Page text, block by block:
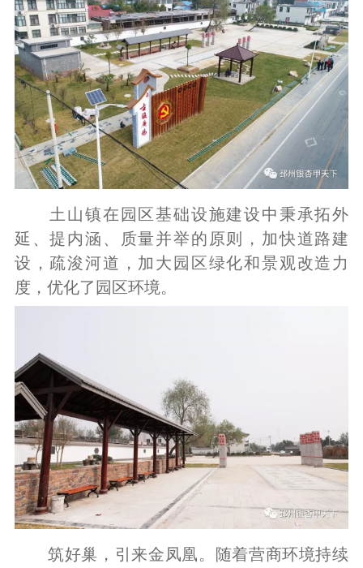
土山镇在园区基础设施建设中秉承拓外
延、提内涵、质量并举的原则，加快道路建
设，疏浚河道，加大园区绿化和景观改造力
度，优化了园区环境。
筑好巢，引来金凤凰。随着营商环境持续